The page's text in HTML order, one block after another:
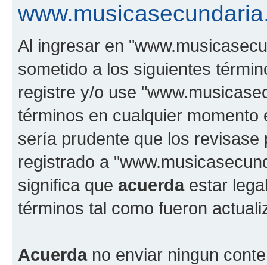
Al ingresar en
sometido a los siguientes
registre y/o use
términos en cualquier
sería prudente que los
registrado a
significa que acuerdaestar
términos tal como fueron
Acuerdano enviar ningun